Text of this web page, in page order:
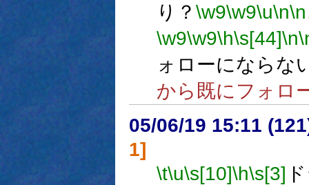
り？ \w9\w9\u\n\n
\w9\w9\h\s[44]\n
ォローにならな
から既にフォロ
05/06/19 15:11
1]
\t\u\s[10]\h\s[3]